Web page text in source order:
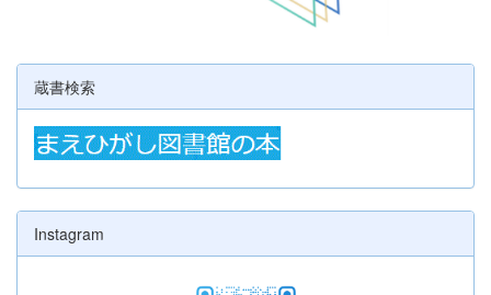
蔵書検索
Instagram